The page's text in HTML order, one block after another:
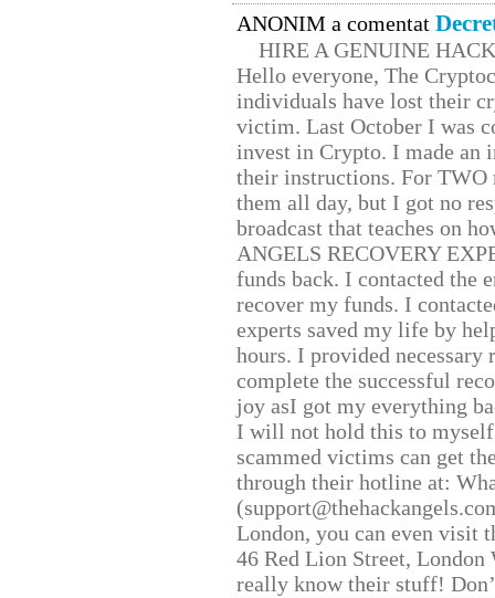
ANONIM a comentat
HIRE A GENUINE
Hello everyone, The
individuals have lost their
victim. Last October I was
invest in Crypto. I made
their instructions. For TWO
them all day, but I got no
broadcast that teaches on
ANGELS RECOVERY
funds back. I contacted the
recover my funds. I
experts saved my life by
hours. I provided
complete the successful
joy asI got my everything
I will not hold this to
scammed victims can get
through their hotline at:
London, you can even visit
46 Red Lion Street, London
really know their stuff!